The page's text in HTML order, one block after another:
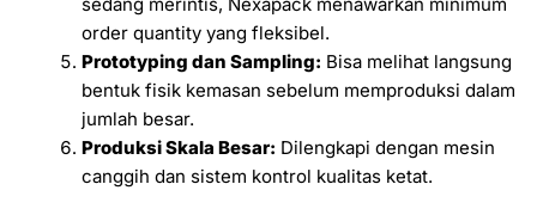
order quantity yang fleksibel.
Prototyping dan Sampling: Bisa melihat langsung
bentuk fisik kemasan sebelum memproduksi dalam
jumlah besar.
Produksi Skala Besar: Dilengkapi dengan mesin
canggih dan sistem kontrol kualitas ketat.